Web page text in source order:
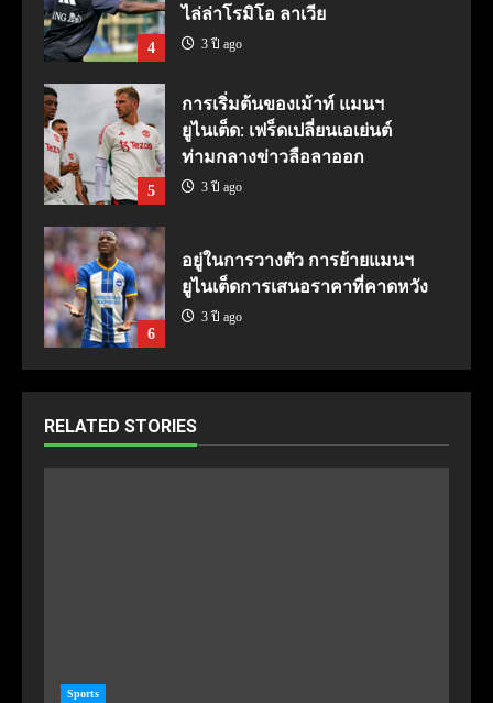
4
ไล่ล่าโรมิโอ ลาเวีย
3 ปี ago
5
การเริ่มต้นของเม้าท์ แมนฯ
ยูไนเต็ด: เฟร็ดเปลี่ยนเอเย่นต์
ท่ามกลางข่าวลือลาออก
3 ปี ago
6
อยู่ในการวางตัว การย้ายแมนฯ
ยูไนเต็ดการเสนอราคาที่คาดหวัง
3 ปี ago
RELATED STORIES
Sports